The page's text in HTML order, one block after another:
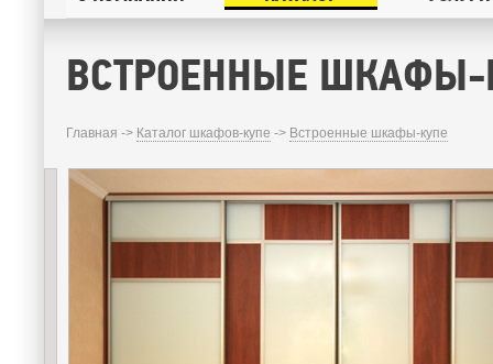
ВСТРОЕННЫЕ ШКАФЫ-
Главная -> Каталог шкафов-купе -> Встроенные шкафы-купе